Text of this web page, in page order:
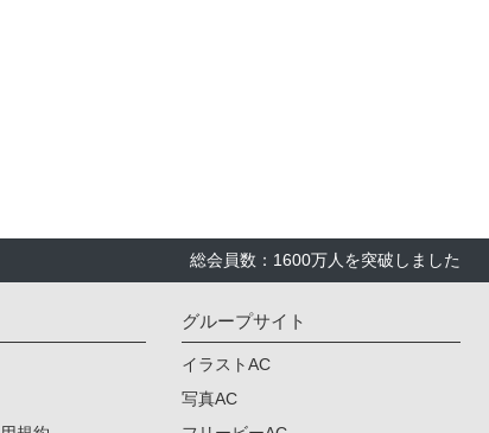
総会員数：1600万人を突破しました
グループサイト
イラストAC
写真AC